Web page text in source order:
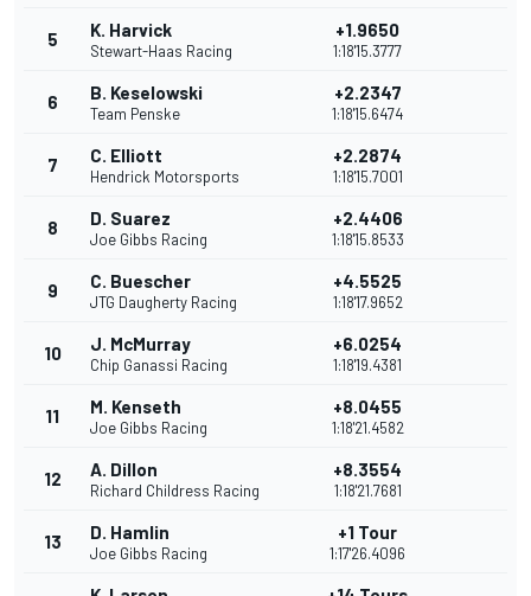
5 K. Harvick
Stewart-Haas Racing
+1.9650
1:18'15.3777
6 B. Keselowski
Team Penske
+2.2347
1:18'15.6474
7 C. Elliott
Hendrick Motorsports
+2.2874
1:18'15.7001
8 D. Suarez
Joe Gibbs Racing
+2.4406
1:18'15.8533
9 C. Buescher
JTG Daugherty Racing
+4.5525
1:18'17.9652
10 J. McMurray
Chip Ganassi Racing
+6.0254
1:18'19.4381
11 M. Kenseth
Joe Gibbs Racing
+8.0455
1:18'21.4582
12 A. Dillon
Richard Childress Racing
+8.3554
1:18'21.7681
13 D. Hamlin
Joe Gibbs Racing
+1 Tour
1:17'26.4096